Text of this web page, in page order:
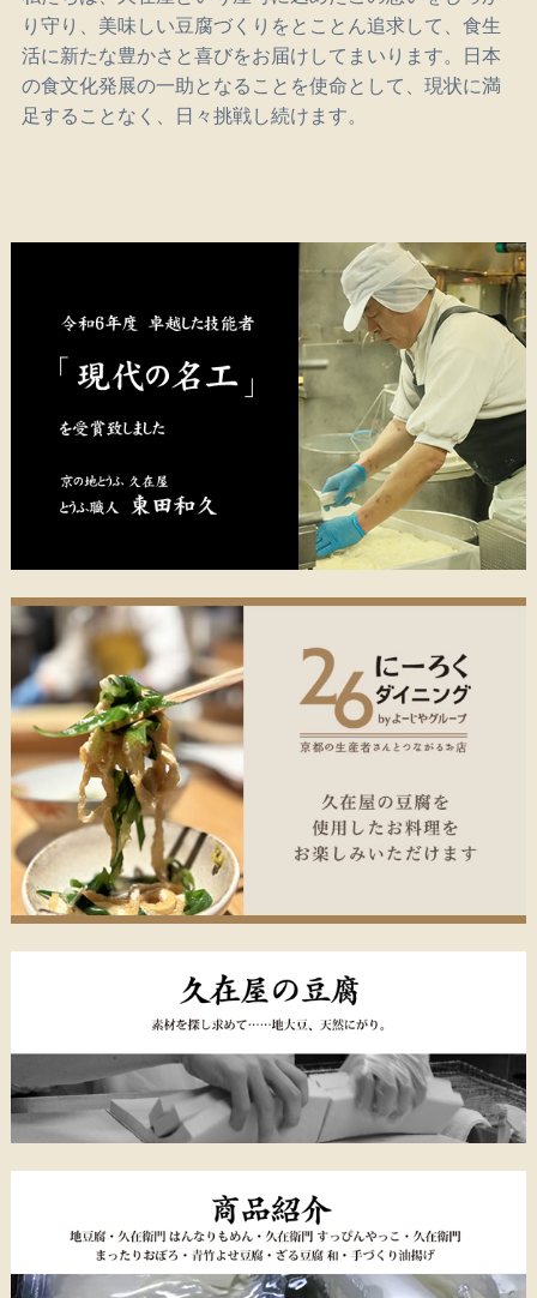
り守り、美味しい豆腐づくりをとことん追求して、食生
活に新たな豊かさと喜びをお届けしてまいります。日本
の食文化発展の一助となることを使命として、現状に満
足することなく、日々挑戦し続けます。